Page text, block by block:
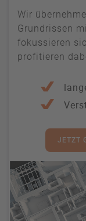
Wir
Grundrissen
fokussieren
profitieren
JETZT